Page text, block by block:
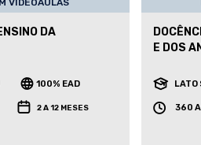
VIDEOAULAS
DA
100% EAD
2 A 12 MESES
E DOS
LATO
360